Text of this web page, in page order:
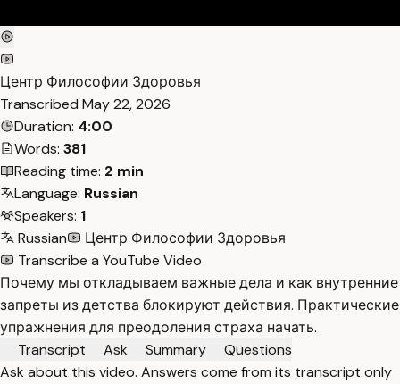
Центр Философии Здоровья
Transcribed May 22, 2026
Duration: 4:00
Words: 381
Reading time: 2 min
Language: Russian
Speakers: 1
Russian
Центр Философии Здоровья
Transcribe a YouTube Video
Почему мы откладываем важные дела и как внутренние
запреты из детства блокируют действия. Практические
упражнения для преодоления страха начать.
Transcript
Ask Summary
Questions
Ask about this video. Answers come from its transcript only